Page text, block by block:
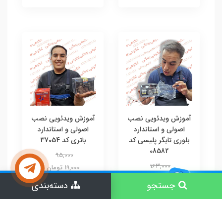
آموزش ویدئویی نصب
اصولی و استاندارد
بلوری تایگر پلیسی کد
08582
163,000
آموزش ویدئویی نصب
اصولی و استاندارد
باتری کد 37054
95,000
19,000 تومان
جستجو